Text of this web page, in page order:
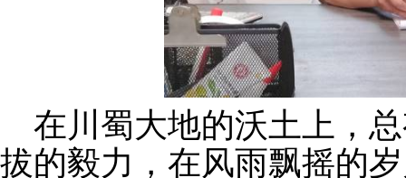
在川蜀大地的沃土上，
拔的毅力，在风雨飘摇的